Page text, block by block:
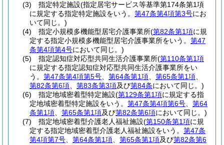
(3)
指定特定施設(指定居宅サービス等基準第174条第1項
に規定する指定特定施設をいう。 第47条第4項第3号にお
いて同じ。)
(4)
指定小規模多機能型居宅介護事業所(第82条第1項に規
定する指定小規模多機能型居宅介護事業所をいう。 第47
条第4項第4号において同じ。)
(5)
指定認知症対応型共同生活介護事業所(第110条第1項
に規定する指定認知症対応型共同生活介護事業所をい
う。 第47条第4項第5号 第64条第1項 第65条第1項
第82条第6項
第83条第3項及び第84条において同じ。)
(6)
指定地域密着型特定施設(第129条第1項に規定する指
定地域密着型特定施設をいう。 第47条第4項第6号
第64
条第1項
第65条第1項及び第82条第6項において同じ。)
(7)
指定地域密着型介護老人福祉施設(第150条第1項に規
定する指定地域密着型介護老人福祉施設をいう。 第47条
第4項第7号
第64条第1項 第65条第1項及び第82条第6